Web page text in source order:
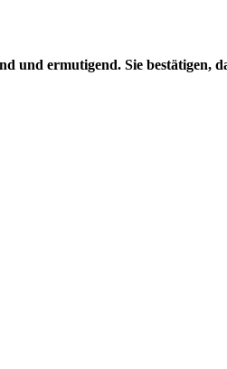
und ermutigend. Sie bestätigen,